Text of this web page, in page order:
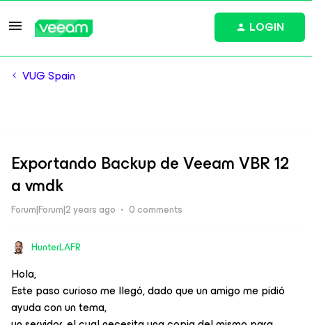
LOGIN
VUG Spain
Exportando Backup de Veeam VBR 12
a vmdk
Forum|Forum|2 years ago 0 comments
HunterLAFR
Hola,
Este paso curioso me llegó, dado que un amigo me pidió
ayuda con un tema,